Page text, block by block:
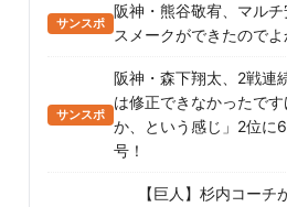
サンスポ
阪神・熊谷敬宥、マル
スメークができたのでよ
サンスポ
阪神・森下翔太、2戦連
は修正できなかったで
か、という感じ」2位に
号！
【巨人】杉内コーチ